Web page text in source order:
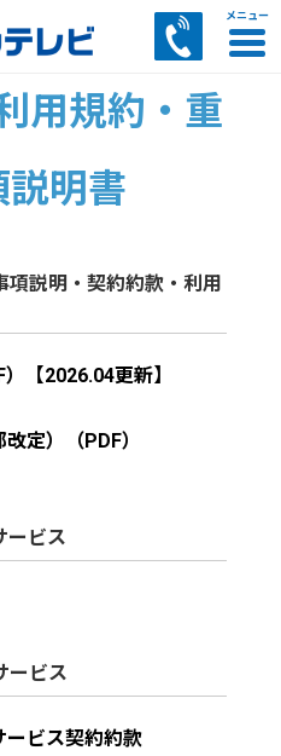
内ス案内
のご案内
・料金
料金
・料金
内サービス案内
用規約・重
説明書
項説明・契約約款・利用
【2026.04更新】
定）（PDF）
ービス
ービス
ービス契約約款